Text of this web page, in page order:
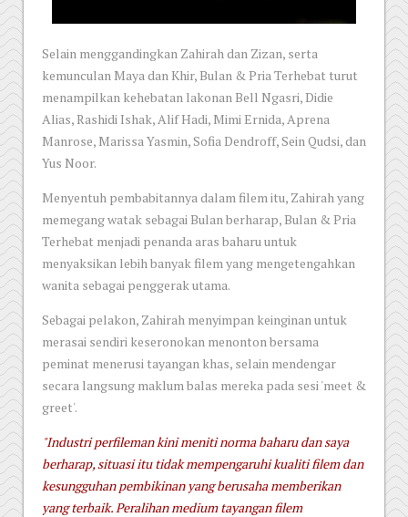
Selain menggandingkan Zahirah dan Zizan, serta
kemunculan Maya dan Khir, Bulan & Pria Terhebat turut
menampilkan kehebatan lakonan Bell Ngasri, Didie
Alias, Rashidi Ishak, Alif Hadi, Mimi Ernida, Aprena
Manrose, Marissa Yasmin, Sofia Dendroff, Sein Qudsi, dan
Yus Noor.
Menyentuh pembabitannya dalam filem itu, Zahirah yang
memegang watak sebagai Bulan berharap, Bulan & Pria
Terhebat menjadi penanda aras baharu untuk
menyaksikan lebih banyak filem yang mengetengahkan
wanita sebagai penggerak utama.
Sebagai pelakon, Zahirah menyimpan keinginan untuk
merasai sendiri keseronokan menonton bersama
peminat menerusi tayangan khas, selain mendengar
secara langsung maklum balas mereka pada sesi 'meet &
greet'.
"Industri perfileman kini meniti norma baharu dan saya
berharap, situasi itu tidak mempengaruhi kualiti filem dan
kesungguhan pembikinan yang berusaha memberikan
yang terbaik. Peralihan medium tayangan filem